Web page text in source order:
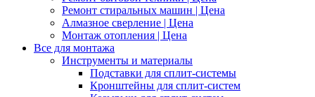
Ремонт стиральных машин | Цена
Алмазное сверление | Цена
Монтаж отопления | Цена
Все для монтажа
Инструменты и материалы
Подставки для сплит-системы
Кронштейны для сплит-систем